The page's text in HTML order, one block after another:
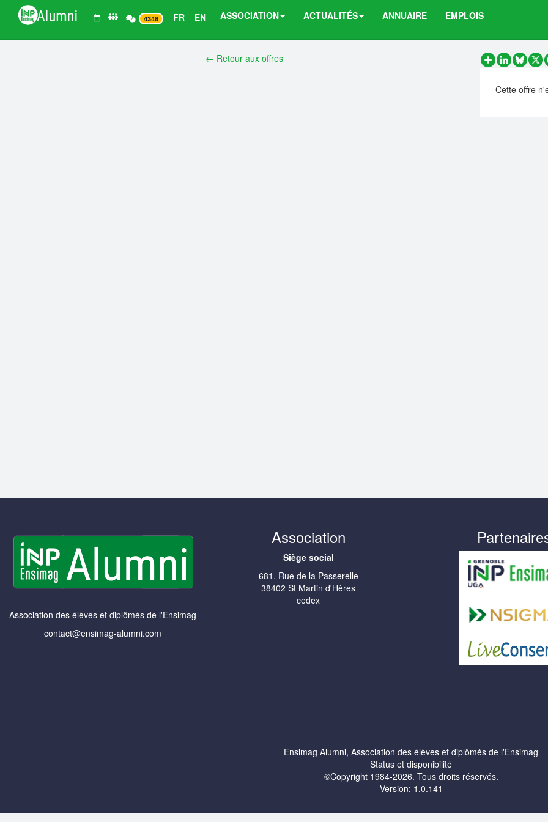
4348 FR EN ASSOCIATION ACTUALITÉS ANNUAIRE EMPLOIS
← Retour aux offres
PartagerLinkedInX
Cette offre
Association des élèves et diplômés de l'Ensimag
contact@ensimag-alumni.com
Association
Siège social
681, Rue de la Passerelle
38402 St Martin d'Hères
cedex
Ensimag Alumni, Association des élèves et diplômés de l'Ensimag
Status et disponibilité
©Copyright 1984-2026. Tous droits réservés.
Version: 1.0.141